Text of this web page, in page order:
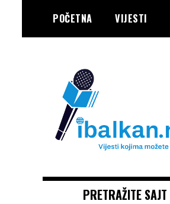
content
POČETNA VIJESTI
IBALKAN
PRETRAŽITE SAJT